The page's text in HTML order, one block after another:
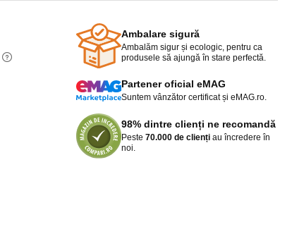
Ambalare sigură
Ambalăm sigur și ecologic, pentru ca
produsele să ajungă în stare perfectă.
Partener oficial eMAG
Suntem vânzător certificat și eMAG.ro.
98% dintre clienți ne recomandă
Peste 70.000 de clienți au încredere în
noi.